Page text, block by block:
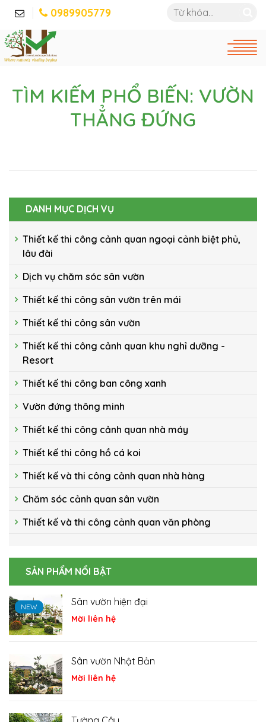
0989905779
TÌM KIẾM PHỔ BIẾN: VƯỜN
THẲNG ĐỨNG
DANH MỤC DỊCH VỤ
Thiết kế thi công cảnh quan ngoại cảnh biệt phủ,
lâu đài
Dịch vụ chăm sóc sân vườn
Thiết kế thi công sân vườn trên mái
Thiết kế thi công sân vườn
Thiết kế thi công cảnh quan khu nghỉ dưỡng -
Resort
Thiết kế thi công ban công xanh
Vườn đứng thông minh
Thiết kế thi công cảnh quan nhà máy
Thiết kế thi công hồ cá koi
Thiết kế và thi công cảnh quan nhà hàng
Chăm sóc cảnh quan sân vườn
Thiết kế và thi công cảnh quan văn phòng
SẢN PHẨM NỔI BẬT
NEW Sân vườn hiện đại
Mời liên hệ
NEW
Sân vườn Nhật Bản
Mời liên hệ
NEW